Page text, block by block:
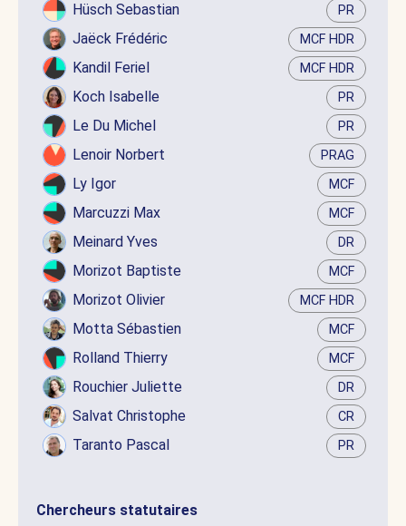
Hüsch Sebastian PR
Jaëck Frédéric MCF HDR
Kandil Feriel MCF HDR
Koch Isabelle PR
Le Du Michel PR
Lenoir Norbert PRAG
Ly Igor MCF
Marcuzzi Max MCF
Meinard Yves DR
Morizot Baptiste MCF
Morizot Olivier MCF HDR
Motta Sébastien MCF
Rolland Thierry MCF
Rouchier Juliette DR
Salvat Christophe CR
Taranto Pascal PR
Chercheurs statutaires